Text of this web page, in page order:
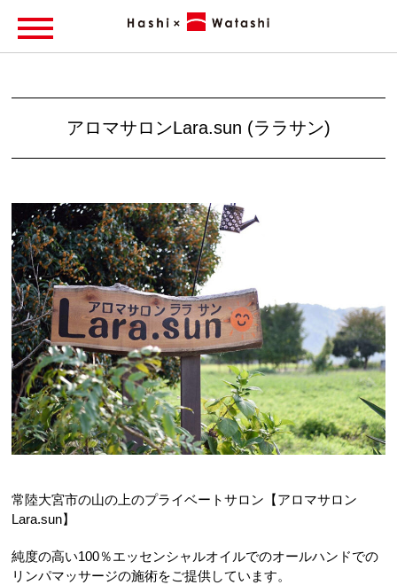
アロマサロンLara.sun (ララサン)
常陸大宮市の山の上のプライベートサロン【アロマサロン
Lara.sun】
純度の高い100％エッセンシャルオイルでのオールハンドでの
リンパマッサージの施術をご提供しています。